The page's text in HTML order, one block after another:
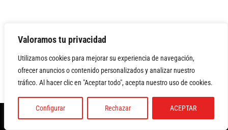
Valoramos tu privacidad
Utilizamos cookies para mejorar su experiencia de navegación,
ofrecer anuncios o contenido personalizados y analizar nuestro
tráfico. Al hacer clic en "Aceptar todo", acepta nuestro uso de cookies.
Configurar Rechazar ACEPTAR
Política de privacidad
Política de cookies Aviso legal